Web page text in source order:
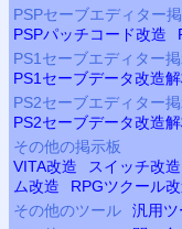
PSPセーブエディター
PSPパッチコード改造
PS1セーブエディター
PS1セーブデータ改造
PS2セーブエディター
PS2セーブデータ改造
その他の掲示板
VITA改造
スイッチ改造
ム改造
RPGツクール
その他のツール
汎用ツ